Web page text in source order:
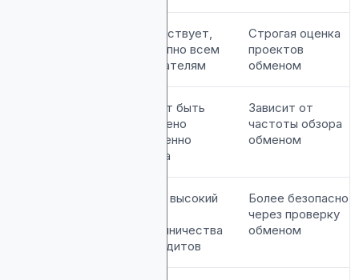
Отсутствует,
доступно всем
покупателям
Строгая оценка
проектов
обменом
Может быть
запущено
мгновенно
всегда
Зависит от
частоты обзора
обменом
Более высокий
мошенничества
без аудитов
Более безопасно
через проверку
обменом